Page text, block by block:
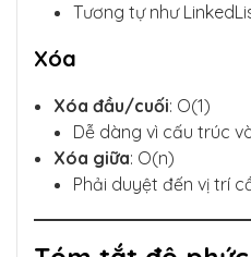
Tương tự như
Xóa
Xóa đầu/cuối: O(1)
Dễ dàng vì cấu trúc
Xóa giữa: O(n)
Phải duyệt đến vị trí